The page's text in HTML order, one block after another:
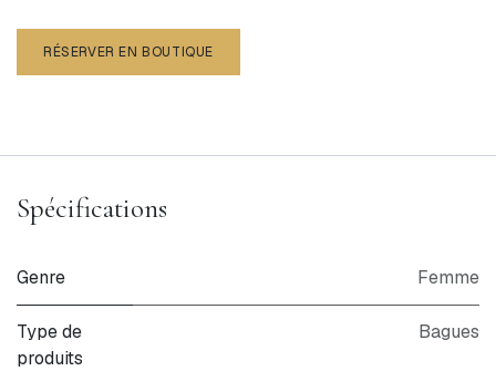
RÉSERVER EN BOUTIQUE
Spécifications
Genre Femme
Type de
produits
Bagues